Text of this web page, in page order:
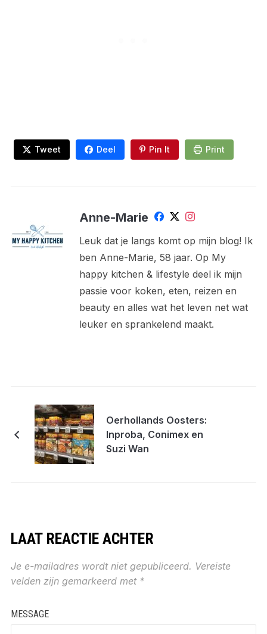
Tweet Deel Pin It Print
Anne-Marie
Leuk dat je langs komt op mijn blog! Ik
ben Anne-Marie, 58 jaar. Op My
happy kitchen & lifestyle deel ik mijn
passie voor koken, eten, reizen en
beauty en alles wat het leven net wat
leuker en sprankelend maakt.
Oerhollands Oosters:
Inproba, Conimex en
Suzi Wan
LAAT REACTIE ACHTER
Je e-mailadres wordt niet gepubliceerd. Vereiste
velden zijn gemarkeerd met *
MESSAGE